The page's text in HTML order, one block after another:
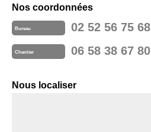
Nos coordonnées
Bureau 02 52 56 75 68
Chantier 06 58 38 67 80
Nous localiser